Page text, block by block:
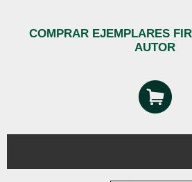
COMPRAR EJEMPLARES
AUTOR